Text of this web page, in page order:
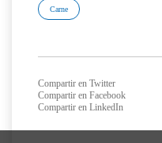
Carne
Compartir en Twitter
Compartir en Facebook
Compartir en LinkedIn